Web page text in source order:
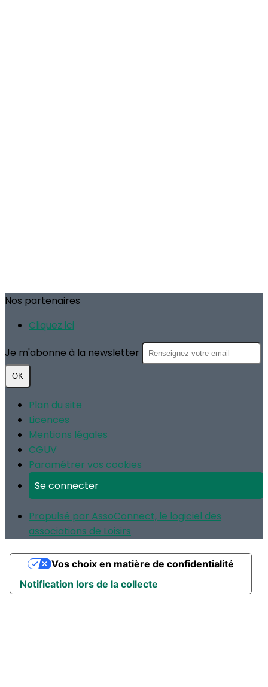
Nos partenaires
Cliquez ici
Je m'abonne à la newsletter
OK
Plan du site
Licences
Mentions légales
CGUV
Paramétrer vos cookies
Se connecter
Propulsé par AssoConnect, le logiciel des
associations de Loisirs
Notification lors de la collecte
Vos choix en matière de confidentialité